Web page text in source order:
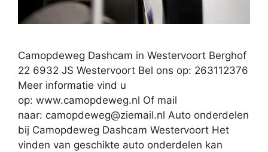
Camopdeweg Dashcam in Westervoort Berghof
22 6932 JS Westervoort Bel ons op: 263112376
Meer informatie vind u
op: www.camopdeweg.nl Of mail
naar: camopdeweg@ziemail.nl Auto onderdelen
bij Camopdeweg Dashcam Westervoort Het
vinden van geschikte auto onderdelen kan